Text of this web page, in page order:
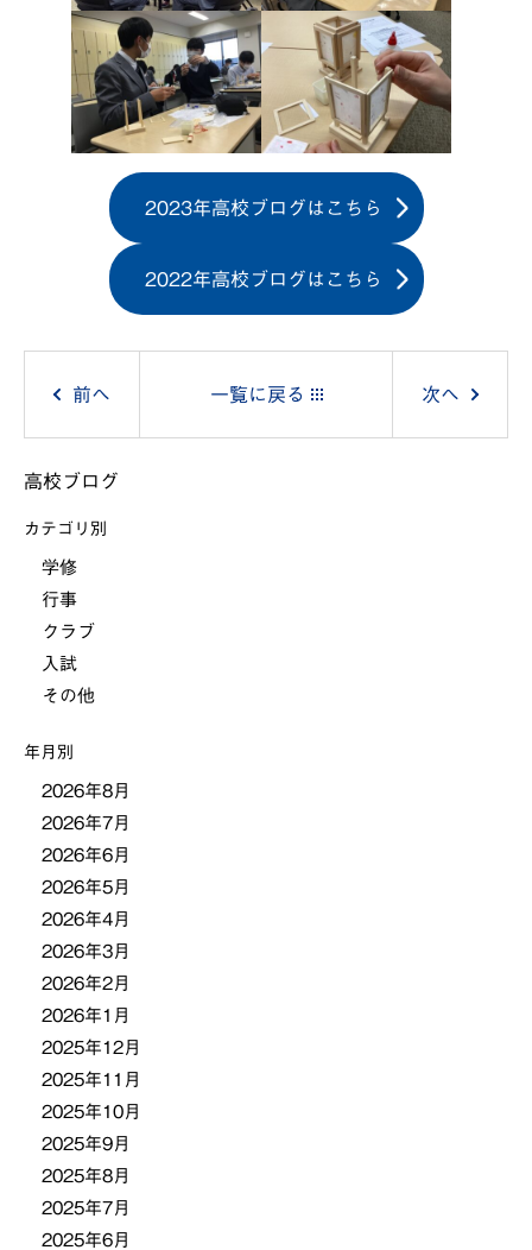
2023年高校ブログはこちら
2022年高校ブログはこちら
稿
ナ
ゲ
ー
ョ
ン
前へ 一覧に戻る 次へ
高校ブログ
カテゴリ別
学修
行事
クラブ
入試
その他
年月別
2026年8月
2026年7月
2026年6月
2026年5月
2026年4月
2026年3月
2026年2月
2026年1月
2025年12月
2025年11月
2025年10月
2025年9月
2025年8月
2025年7月
2025年6月